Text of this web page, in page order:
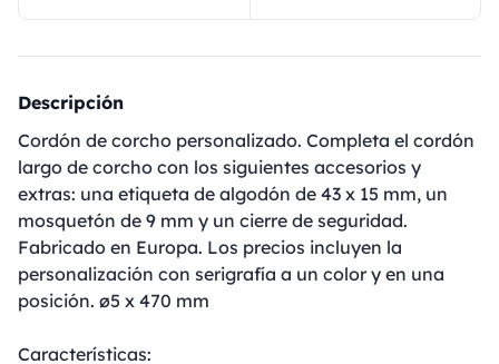
Descripción
Cordón de corcho personalizado. Completa el cordón
largo de corcho con los siguientes accesorios y
extras: una etiqueta de algodón de 43 x 15 mm, un
mosquetón de 9 mm y un cierre de seguridad.
Fabricado en Europa. Los precios incluyen la
personalización con serigrafía a un color y en una
posición. ø5 x 470 mm
Características: